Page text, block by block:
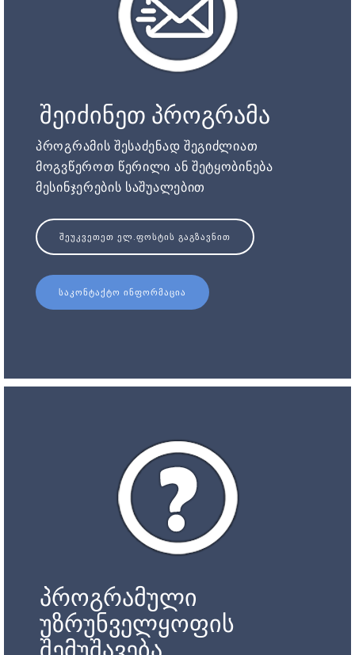
შეიძინეთ პროგრამა
პროგრამის შესაძენად შეგიძლიათ
მოგვწეროთ წერილი ან შეტყობინება
მესინჯერების საშუალებით
ᲨᲔᲣᲙᲕᲔᲗᲔᲗ ᲔᲚ.ᲤᲝᲡᲢᲘᲡ ᲒᲐᲒᲖᲐᲕᲜᲘᲗ
ᲡᲐᲙᲝᲜᲢᲐᲥᲢᲝ ᲘᲜᲤᲝᲠᲛᲐᲪᲘᲐ
პროგრამული
უზრუნველყოფის